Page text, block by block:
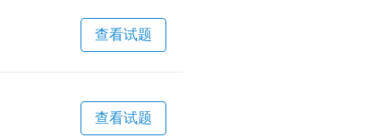
查看试题
查看试题